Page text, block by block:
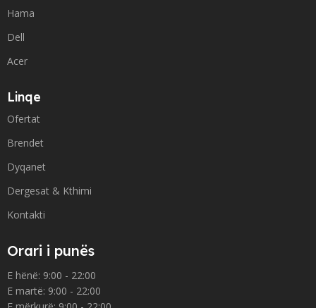
Hama
Dell
Acer
Linqe
Ofertat
Brendet
Dyqanet
Dergesat & Kthimi
Kontakti
Orari i punës
E hënë: 9:00 - 22:00
E martë: 9:00 - 22:00